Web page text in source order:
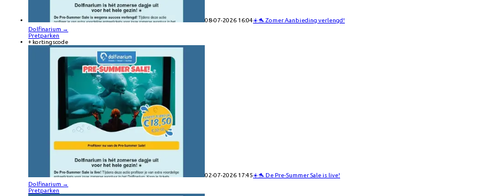
08-07-2026 16:04☀️🐬 Zomer Aanbieding verlengd!
Dolfinarium →
Pretparken
+ kortingscode
02-07-2026 17:45☀️🐬 De Pre-Summer Sale is live!
Dolfinarium →
Pretparken